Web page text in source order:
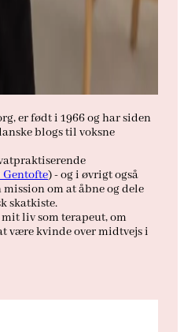
er født i 1966 og har siden
blogs til voksne
) - og i øvrigt også
om at åbne og dele
skatkiste.
liv som terapeut, om
være kvinde over midtvejs i